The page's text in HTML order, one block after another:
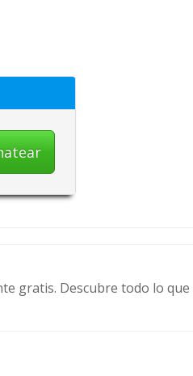
gratis. Descubre todo lo que